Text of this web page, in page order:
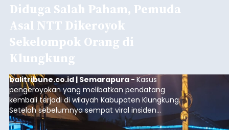
Diduga Salah Paham, Pemuda
Asal NTT Dikeroyok
Sekelompok Orang di
Klungkung
balitribune.co.id | Semarapura -Kasus
pengeroyokan yang melibatkan pendatang
kembali terjadi di wilayah Kabupaten Klungkung.
Setelah sebelumnya sempat viral insiden
keributan di barat Pasar Galiran, peristiwa serupa